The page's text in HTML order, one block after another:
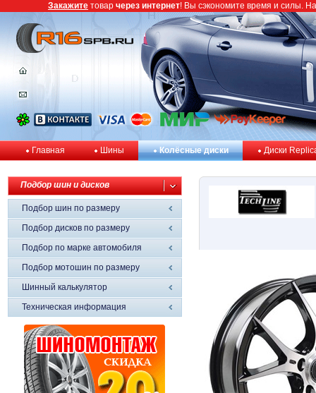
Главная Шины Колёсные диски Диски
Подбор шин и дисков
Подбор шин по размеру
Подбор дисков по размеру
Подбор по марке автомобиля
Подбор мотошин по размеру
Шинный калькулятор
Техническая информация
Закажите товар через интернет! Вы сэкономите время и силы.